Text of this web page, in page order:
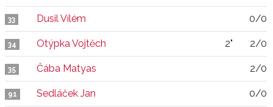
33 Dusil Vílém 0/0
34 Otýpka Vojtěch 2" 2/0
35 Čába Matyas 2/0
91 Sedláček Jan 0/0